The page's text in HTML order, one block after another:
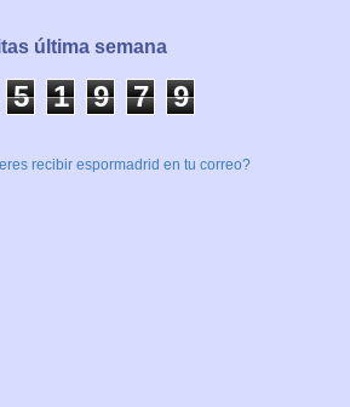
última semana
5 1 9 7 9
recibir espormadrid en tu correo?